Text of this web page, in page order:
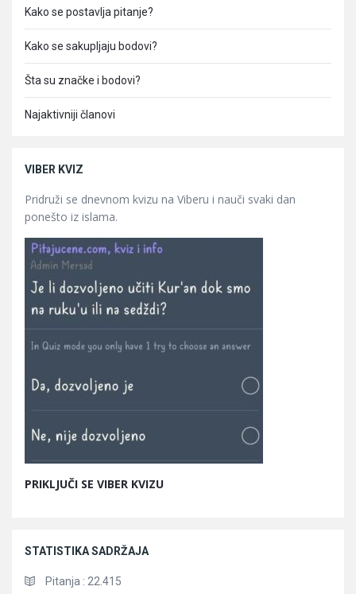
Kako se postavlja pitanje?
Kako se sakupljaju bodovi?
Šta su značke i bodovi?
Najaktivniji članovi
VIBER KVIZ
Pridruži se dnevnom kvizu na Viberu i nauči svaki dan
ponešto iz islama.
PRIKLJUČI SE VIBER KVIZU
STATISTIKA SADRŽAJA
Pitanja : 22.415